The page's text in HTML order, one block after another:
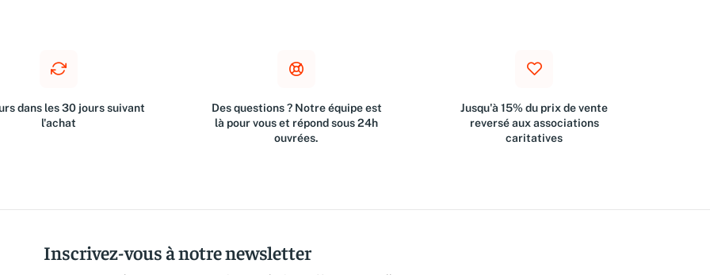
dans les 30 jours suivant
l'achat
Des questions ? Notre équipe est
là pour vous et répond sous 24h
ouvrées.
Jusqu'à 15% du prix de vente
reversé aux associations
caritatives
Inscrivez-vous à notre newsletter